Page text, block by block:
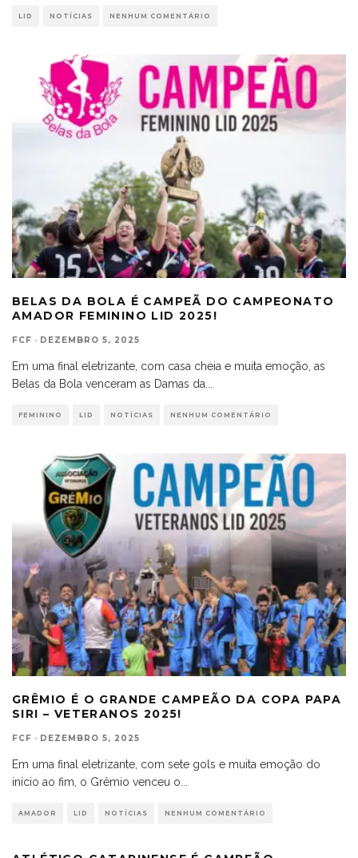
LID NOTÍCIAS NENHUM COMENTÁRIO
BELAS DA BOLA É CAMPEÃ DO CAMPEONATO
AMADOR FEMININO LID 2025!
FCF · DEZEMBRO 5, 2025
Em uma final eletrizante, com casa cheia e muita emoção, as
Belas da Bola venceram as Damas da
FEMININO LID NOTÍCIAS NENHUM COMENTÁRIO
GRÊMIO É O GRANDE CAMPEÃO DA COPA PAPA
SIRI – VETERANOS 2025!
FCF · DEZEMBRO 5, 2025
Em uma final eletrizante, com sete gols e muita emoção do
início ao fim, o Grêmio venceu o...
AMADOR LID NOTÍCIAS NENHUM COMENTÁRIO